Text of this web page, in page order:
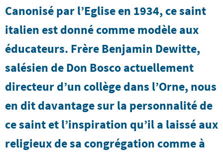
Canonisé par l’Eglise en 1934, ce saint
italien est donné comme modèle aux
éducateurs. Frère Benjamin Dewitte,
salésien de Don Bosco actuellement
directeur d’un collège dans l’Orne, nous
en dit davantage sur la personnalité de
ce saint et l’inspiration qu’il a laissé aux
religieux de sa congrégation comme à